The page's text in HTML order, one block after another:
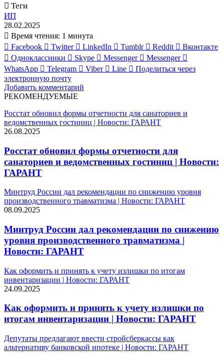
Теги
ИП
28.02.2025
Время чтения: 1 минута
Facebook
Twitter LinkedIn Tumblr Reddit
Вконтакте
Одноклассники
Skype Messenger
Messenger
WhatsApp
Telegram Viber Line
Поделиться через
электронную почту
Добавить комментарий
РЕКОМЕНДУЕМЫЕ
Росстат обновил формы отчетности для санаториев и
ведомственных гостиниц | Новости: ГАРАНТ
26.08.2025
Росстат обновил формы отчетности для
санаториев и ведомственных гостиниц | Новости:
ГАРАНТ
Минтруд России дал рекомендации по снижению уровня
производственного травматизма | Новости: ГАРАНТ
08.09.2025
Минтруд России дал рекомендации по снижению
уровня производственного травматизма |
Новости: ГАРАНТ
Как оформить и принять к учету излишки по итогам
инвентаризации | Новости: ГАРАНТ
24.09.2025
Как оформить и принять к учету излишки по
итогам инвентаризации | Новости: ГАРАНТ
Депутаты предлагают ввести стройсберкассы как
альтернативу банковской ипотеке | Новости: ГАРАНТ